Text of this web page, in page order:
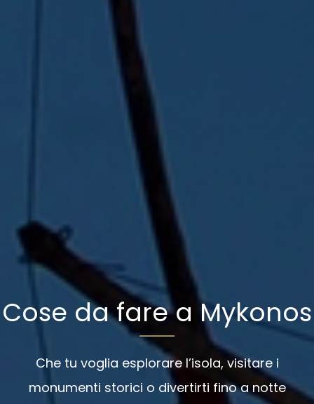
Cose da fare a Mykonos
Che tu voglia esplorare l’isola, visitare i
monumenti storici o divertirti fino a notte